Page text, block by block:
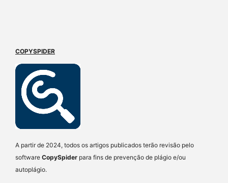
COPYSPIDER
A partir de 2024, todos os artigos publicados terão revisão pelo
software CopySpider para fins de prevenção de plágio e/ou
autoplágio.